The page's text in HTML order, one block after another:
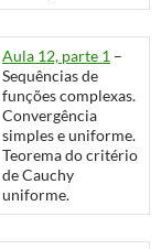
Aula 12, parte 1 –
Sequências de
funções complexas.
Convergência
simples e uniforme.
Teorema do critério
de Cauchy
uniforme.